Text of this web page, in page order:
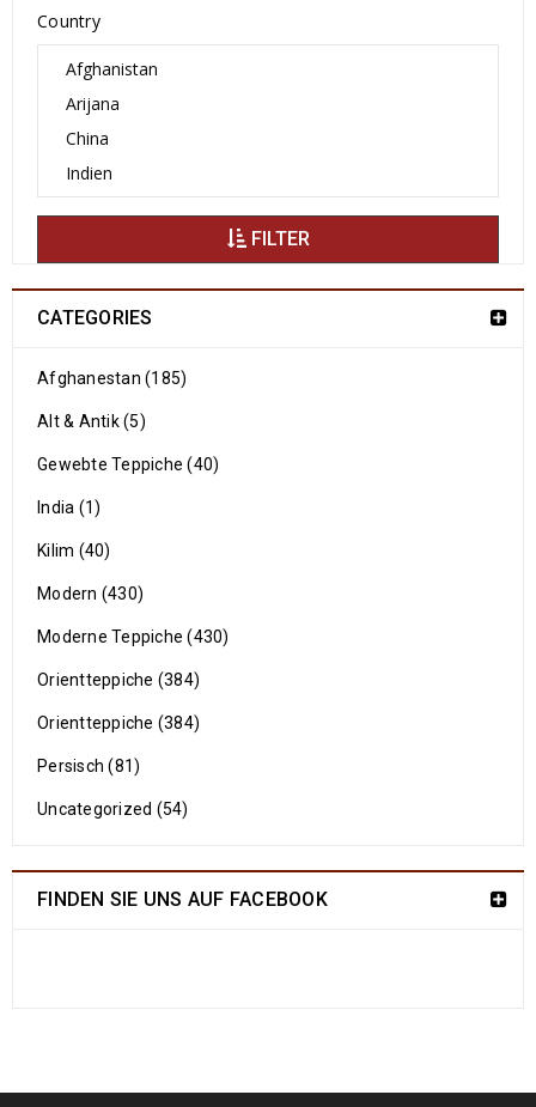
Country
FILTER
CATEGORIES
Afghanestan (185)
Alt & Antik (5)
Gewebte Teppiche (40)
India (1)
Kilim (40)
Modern (430)
Moderne Teppiche (430)
Orientteppiche (384)
Orientteppiche (384)
Persisch (81)
Uncategorized (54)
FINDEN SIE UNS AUF FACEBOOK